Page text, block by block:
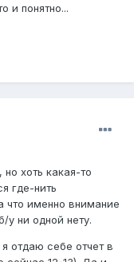
и понятно...
но хоть какая-то
где-нить
что именно внимание
ни одной нету.
отдаю себе отчет в